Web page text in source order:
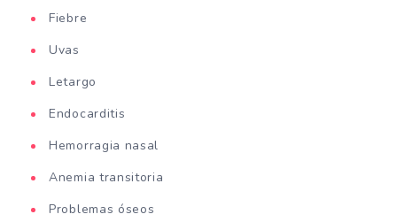
Fiebre
Uvas
Letargo
Endocarditis
Hemorragia nasal
Anemia transitoria
Problemas óseos